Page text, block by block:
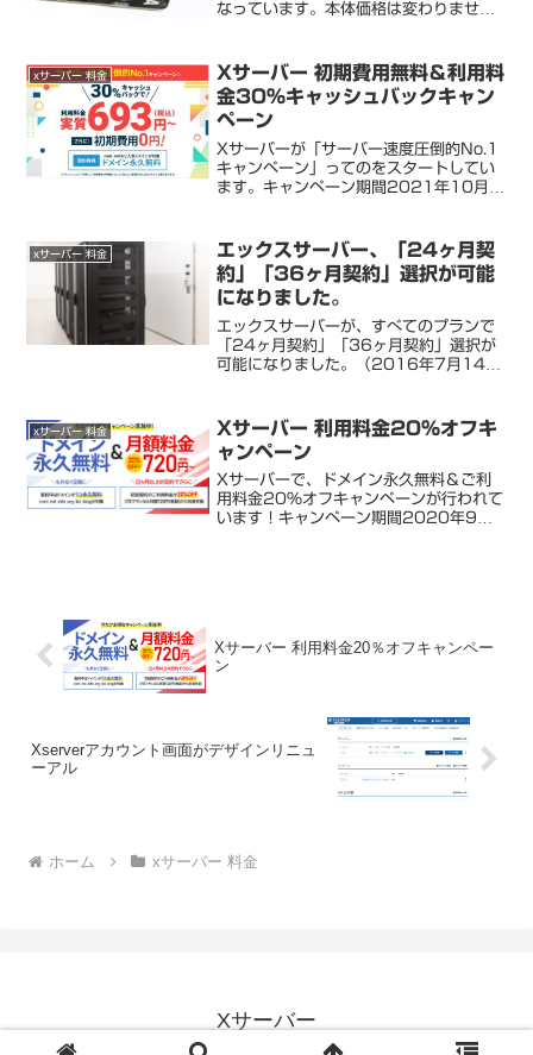
なっています。本体価格は変わりません
円×1ヶ月 1,000円(税込1,100円)...
xサーバー 料金
Xサーバー 初期費用無料＆利用料
金30％キャッシュバックキャン
ペーン
Xサーバーが「サーバー速度圧倒的No.1
キャンペーン」ってのをスタートしてい
ます。キャンペーン期間2021年10月
期間12ヶ月以上で新規に申し込んだサ
ー...
xサーバー 料金
エックスサーバー、「24ヶ月契
約」「36ヶ月契約」選択が可能
になりました。
エックスサーバーが、すべてのプランで
「24ヶ月契約」「36ヶ月契約」選択が
可能になりました。（2016年7月14日
となりますよ。【X10プラン】 契約期間
月額費用 支...
xサーバー 料金
Xサーバー 利用料金20％オフキ
ャンペーン
Xサーバーで、ドメイン永久無料＆ご利
用料金20％オフキャンペーンが行われて
います！キャンペーン期間2020年9月4
Xサーバー 利用料金20％オフキャンペー
ン
Xserverアカウント画面がデザインリニュ
ーアル
ホーム xサーバー 料金
Xサーバー